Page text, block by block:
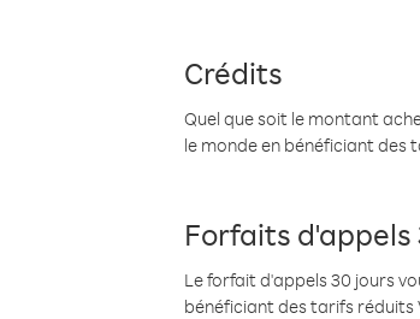
Crédits
Quel que soit le montant
le monde en bénéficiant des
Forfaits d'appels
Le forfait d'appels 30 jours
bénéficiant des tarifs réduits